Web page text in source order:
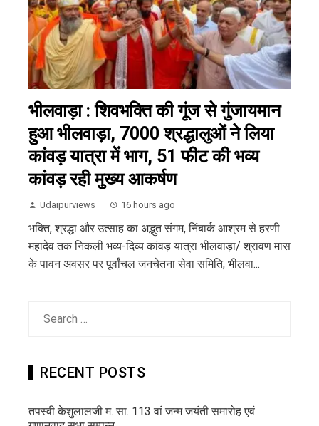
भीलवाड़ा : शिवभक्ति की गूंज से गुंजायमान
हुआ भीलवाड़ा, 7000 श्रद्धालुओं ने लिया
कांवड़ यात्रा में भाग, 51 फीट की भव्य
कांवड़ रही मुख्य आकर्षण
Udaipurviews 16 hours ago
भक्ति, श्रद्धा और उत्साह का अद्भुत संगम, निंबार्क आश्रम से हरणी
महादेव तक निकली भव्य-दिव्य कांवड़ यात्रा भीलवाड़ा/ श्रावण मास
के पावन अवसर पर पूर्वांचल जनचेतना सेवा समिति, भीलवा...
RECENT POSTS
तपस्वी केशुलालजी म. सा. 113 वां जन्म जयंती समारोह एवं